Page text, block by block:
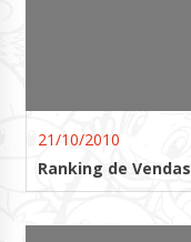
21/10/2010
Ranking de Vendas